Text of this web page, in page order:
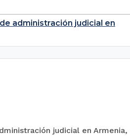
administración judicial en
judicial en Armenia,